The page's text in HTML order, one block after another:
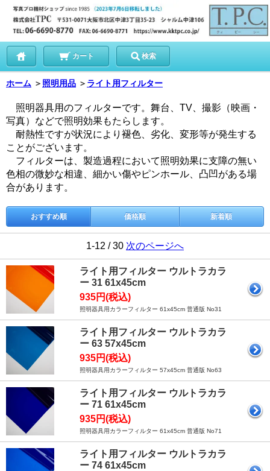
カート 検索
ホーム ＞ 照明用品 ＞ ライト用フィルター
照明器具用のフィルターです。舞台、TV、撮影（映画・
写真）などで照明効果もたらします。
耐熱性ですが状況により褪色、劣化、変形等が発生する
ことがございます。
フィルターは、製造過程において照明効果に支障の無い
色相の微妙な相違、細かい傷やピンホール、凸凹がある場
合があります。
おすすめ順 価格順 新着順
1-12 / 30 次のページへ
ライト用フィルター ウルトラカラ
ー 31 61x45cm
935円(税込)
照明器具用カラーフィルター 61x45cm 普通版 No31
ライト用フィルター ウルトラカラ
ー 63 57x45cm
935円(税込)
照明器具用カラーフィルター 57x45cm 普通版 No63
ライト用フィルター ウルトラカラ
ー 71 61x45cm
935円(税込)
照明器具用カラーフィルター 61x45cm 普通版 No71
ライト用フィルター ウルトラカラ
ー 74 61x45cm